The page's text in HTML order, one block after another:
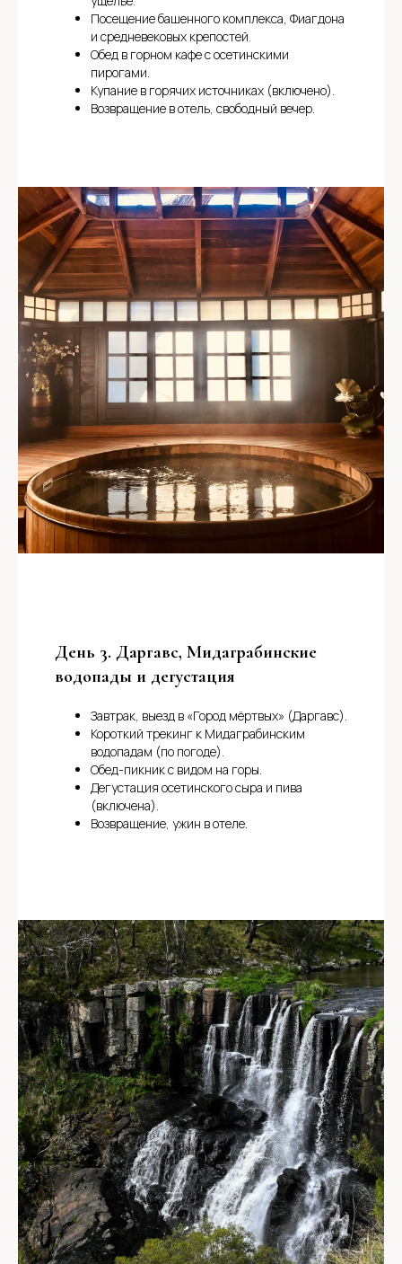
Посещение башенного комплекса, Фиагдона
и средневековых крепостей.
Обед в горном кафе с осетинскими
пирогами.
Купание в горячих источниках (включено).
Возвращение в отель, свободный вечер.
День 3. Даргавс, Мидаграбинские
водопады и дегустация
Завтрак, выезд в «Город мёртвых» (Даргавс).
Короткий трекинг к Мидаграбинским
водопадам (по погоде).
Обед-пикник с видом на горы.
Дегустация осетинского сыра и пива
(включена).
Возвращение, ужин в отеле.